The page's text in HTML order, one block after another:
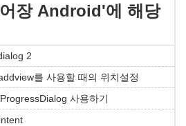
장 Android'에 해당
2
를 사용할 때의 위치설정
사용하기